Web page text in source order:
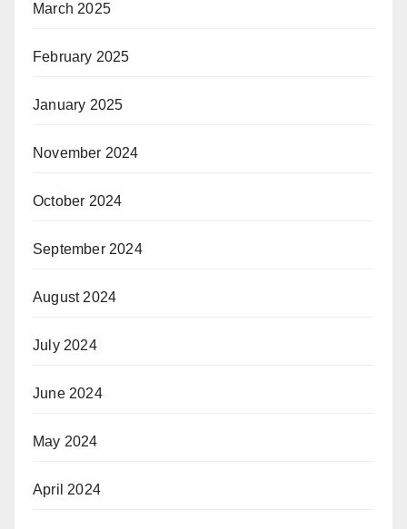
March 2025
February 2025
January 2025
November 2024
October 2024
September 2024
August 2024
July 2024
June 2024
May 2024
April 2024